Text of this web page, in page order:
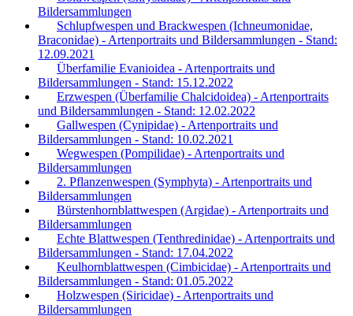
Bildersammlungen
Schlupfwespen und Brackwespen (Ichneumonidae,
Braconidae) - Artenportraits und Bildersammlungen - Stand:
12.09.2021
Überfamilie Evanioidea - Artenportraits und
Bildersammlungen - Stand: 15.12.2022
Erzwespen (Überfamilie Chalcidoidea) - Artenportraits
und Bildersammlungen - Stand: 12.02.2022
Gallwespen (Cynipidae) - Artenportraits und
Bildersammlungen - Stand: 10.02.2021
Wegwespen (Pompilidae) - Artenportraits und
Bildersammlungen
2. Pflanzenwespen (Symphyta) - Artenportraits und
Bildersammlungen
Bürstenhornblattwespen (Argidae) - Artenportraits und
Bildersammlungen
Echte Blattwespen (Tenthredinidae) - Artenportraits und
Bildersammlungen - Stand: 17.04.2022
Keulhornblattwespen (Cimbicidae) - Artenportraits und
Bildersammlungen - Stand: 01.05.2022
Holzwespen (Siricidae) - Artenportraits und
Bildersammlungen